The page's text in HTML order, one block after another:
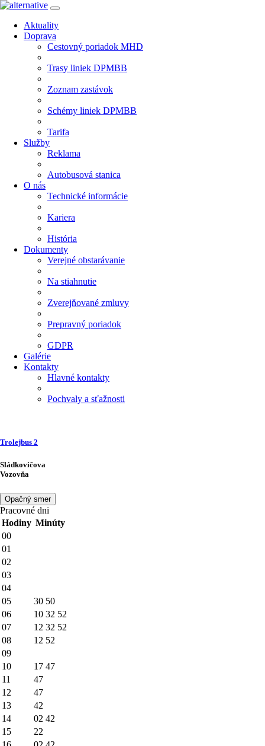
Aktuality
Doprava
Cestovný poriadok MHD
Trasy liniek DPMBB
Zoznam zastávok
Schémy liniek DPMBB
Tarifa
Služby
Reklama
Autobusová stanica
O nás
Technické informácie
Kariera
História
Dokumenty
Verejné obstarávanie
Na stiahnutie
Zverejňované zmluvy
Prepravný poriadok
GDPR
Galérie
Kontakty
Hlavné kontakty
Pochvaly a sťažnosti
Trolejbus 2
Sládkovičova
Vozovňa
Opačný smer
Pracovné dni
Hodiny Minúty
00
01
02
03
04
05
30 50
06
10 32 52
07
12 32 52
08
12 52
09
10
17 47
11
47
12
47
13
42
14
02 42
15
22